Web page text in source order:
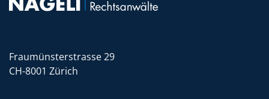
Fraumünsterstrasse 29
CH-8001 Zürich